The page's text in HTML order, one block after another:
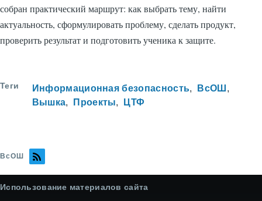
собран практический маршрут: как выбрать тему, найти
актуальность, сформулировать проблему, сделать продукт,
проверить результат и подготовить ученика к защите.
Теги Информационная безопасность
ВсОШ
Вышка
Проекты ЦТФ
ВсОШ
Использование материалов сайта